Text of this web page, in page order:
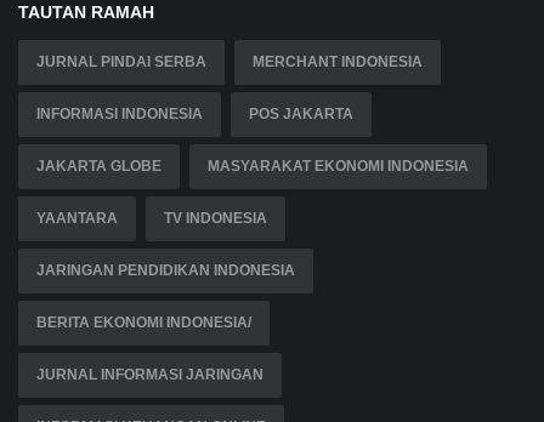
TAUTAN RAMAH
JURNAL PINDAI SERBA MERCHANT INDONESIA
INFORMASI INDONESIA POS JAKARTA
JAKARTA GLOBE MASYARAKAT EKONOMI INDONESIA
YAANTARA TV INDONESIA
JARINGAN PENDIDIKAN INDONESIA
BERITA EKONOMI INDONESIA/
JURNAL INFORMASI JARINGAN